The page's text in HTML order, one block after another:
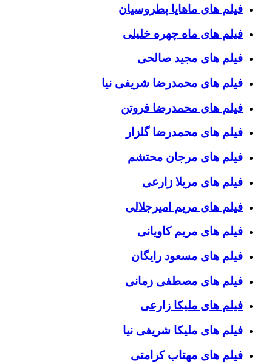
فیلم های ماهایا پطروسیان
فیلم های ماه چهره خلیلی
فیلم های مجید صالحی
فیلم های محمدرضا شریفی نیا
فیلم های محمدرضا فروتن
فیلم های محمدرضا گلزار
فیلم های مرجان محتشم
فیلم های مریلا زارعی
فیلم های مریم امیرجلالی
فیلم های مریم کاویانی
فیلم های مسعود رایگان
فیلم های مصطفی زمانی
فیلم های ملیکا زارعی
فیلم های ملیکا شریفی نیا
فیلم های مهتاب کرامتی